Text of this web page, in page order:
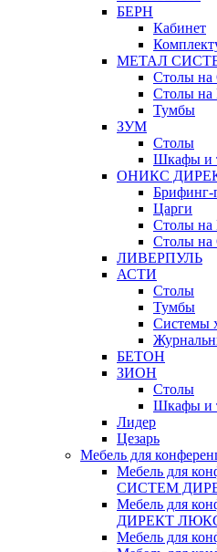
БЕРН
Кабинет
МЕТАЛ
Столы на
Столы на
Тумбы
ЗУМ
Столы
Шкафы и
ОНИКС
Брифинг-
Царги
Столы на
Столы на
ЛИВЕРПУЛЬ
АСТИ
Столы
Тумбы
Системы
БЕТОН
ЗИОН
Столы
Шкафы и
Лидер
Цезарь
Мебель для
Мебель для
СИСТЕМ
Мебель для
ДИРЕКТ
Мебель для